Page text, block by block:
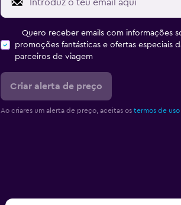
Quero receber emails com informações
promoções fantásticas e ofertas especiais
parceiros de viagem
Criar alerta de preço
Ao criares um alerta de preço, aceitas os termos de uso